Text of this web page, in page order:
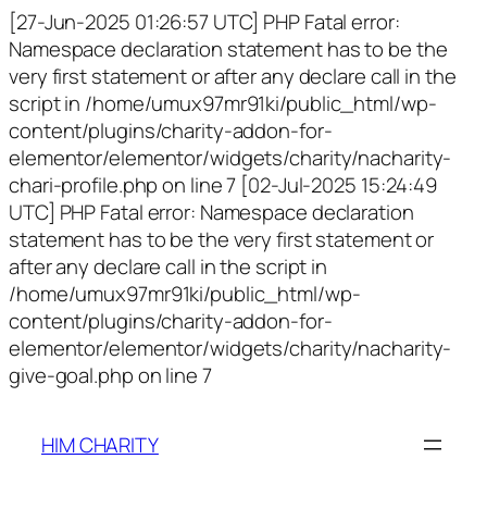
[27-Jun-2025 01:26:57 UTC] PHP Fatal error:
Namespace declaration statement has to be the
very first statement or after any declare call in the
script in /home/umux97mr91ki/public_html/wp-
content/plugins/charity-addon-for-
elementor/elementor/widgets/charity/nacharity-
chari-profile.php on line 7 [02-Jul-2025 15:24:49
UTC] PHP Fatal error: Namespace declaration
statement has to be the very first statement or
after any declare call in the script in
/home/umux97mr91ki/public_html/wp-
content/plugins/charity-addon-for-
elementor/elementor/widgets/charity/nacharity-
give-goal.php on line 7
HIM CHARITY